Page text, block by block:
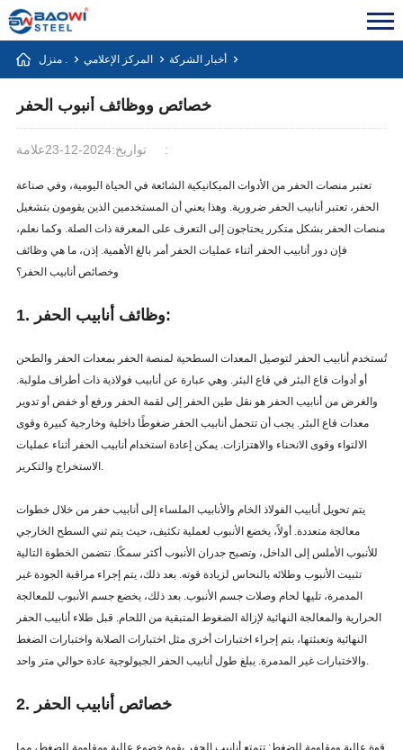
منزل . المركز الإعلامي أخبار الشركة
خصائص ووظائف أنبوب الحفر
تواريخ:2024-12-23 علامة:
تعتبر منصات الحفر من الأدوات الميكانيكية الشائعة في الحياة اليومية، وفي صناعة
الحفر، تعتبر أنابيب الحفر ضرورية. وهذا يعني أن المستخدمين الذين يقومون بتشغيل
منصات الحفر بشكل متكرر يحتاجون إلى التعرف على المعرفة ذات الصلة. وكما نعلم،
فإن دور أنابيب الحفر أثناء عمليات الحفر أمر بالغ الأهمية. إذن، ما هي وظائف
وخصائص أنابيب الحفر؟
1. وظائف أنابيب الحفر:
تُستخدم أنابيب الحفر لتوصيل المعدات السطحية لمنصة الحفر بمعدات الحفر والطحن
أو أدوات قاع البئر في قاع البئر. وهي عبارة عن أنابيب فولاذية ذات أطراف ملولبة.
والغرض من أنابيب الحفر هو نقل طين الحفر إلى لقمة الحفر ورفع أو خفض أو تدوير
معدات قاع البئر. يجب أن تتحمل أنابيب الحفر ضغوطًا داخلية وخارجية كبيرة وقوى
الالتواء وقوى الانحناء والاهتزازات. يمكن إعادة استخدام أنابيب الحفر أثناء عمليات
الاستخراج والتكرير.
يتم تحويل أنابيب الفولاذ الخام والأنابيب الملساء إلى أنابيب حفر من خلال خطوات
معالجة متعددة. أولاً، يخضع الأنبوب لعملية تكثيف، حيث يتم ثني السطح الخارجي
للأنبوب الأملس إلى الداخل، وتصبح جدران الأنبوب أكثر سمكًا. تتضمن الخطوة التالية
تثبيت الأنبوب وطلائه بالنحاس لزيادة قوته. بعد ذلك، يتم إجراء مراقبة الجودة غير
المدمرة، تليها لحام وصلات جسم الأنبوب. بعد ذلك، يخضع جسم الأنبوب للمعالجة
الحرارية والمعالجة النهائية لإزالة الضغوط المتبقية من اللحام. قبل طلاء أنابيب الحفر
النهائية وتعبئتها، يتم إجراء اختبارات أخرى مثل اختبارات الصلابة واختبارات الضغط
والاختبارات غير المدمرة. يبلغ طول أنابيب الحفر الجيولوجية عادة حوالي متر واحد.
2. خصائص أنابيب الحفر
قوة عالية ومقاومة للضغط: تتمتع أنابيب الحفر بقوة خضوع عالية ومقاومة للضغط، مما